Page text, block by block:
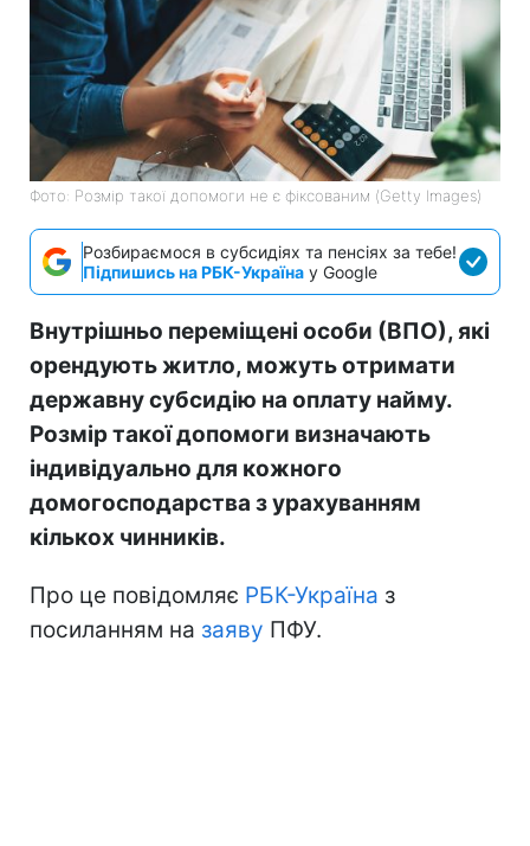
Фото: Розмір такої допомоги не є фіксованим (Getty Images)
Розбираємося в субсидіях та пенсіях за тебе!
Підпишись на РБК-Україна у Google
Внутрішньо переміщені особи (ВПО), які
орендують житло, можуть отримати
державну субсидію на оплату найму.
Розмір такої допомоги визначають
індивідуально для кожного
домогосподарства з урахуванням
кількох чинників.
Про це повідомляє РБК-Україна з
посиланням на заяву ПФУ.